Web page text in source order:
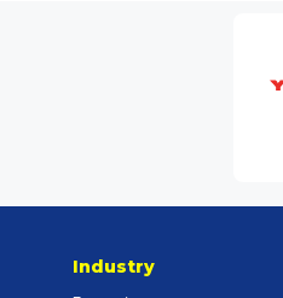
Industry